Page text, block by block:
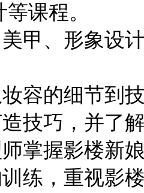
课程。
甲、形象设
容的细节到
技巧，并了
掌握影楼新
练，重视影